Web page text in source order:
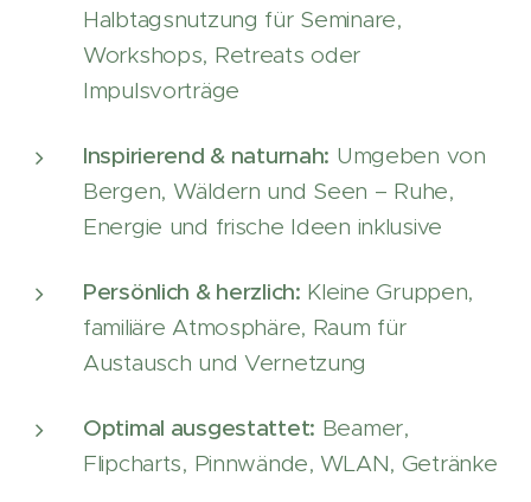
Halbtagsnutzung für Seminare,
Workshops, Retreats oder
Impulsvorträge
Inspirierend & naturnah: Umgeben von
Bergen, Wäldern und Seen – Ruhe,
Energie und frische Ideen inklusive
Persönlich & herzlich: Kleine Gruppen,
familiäre Atmosphäre, Raum für
Austausch und Vernetzung
Optimal ausgestattet: Beamer,
Flipcharts, Pinnwände, WLAN, Getränke